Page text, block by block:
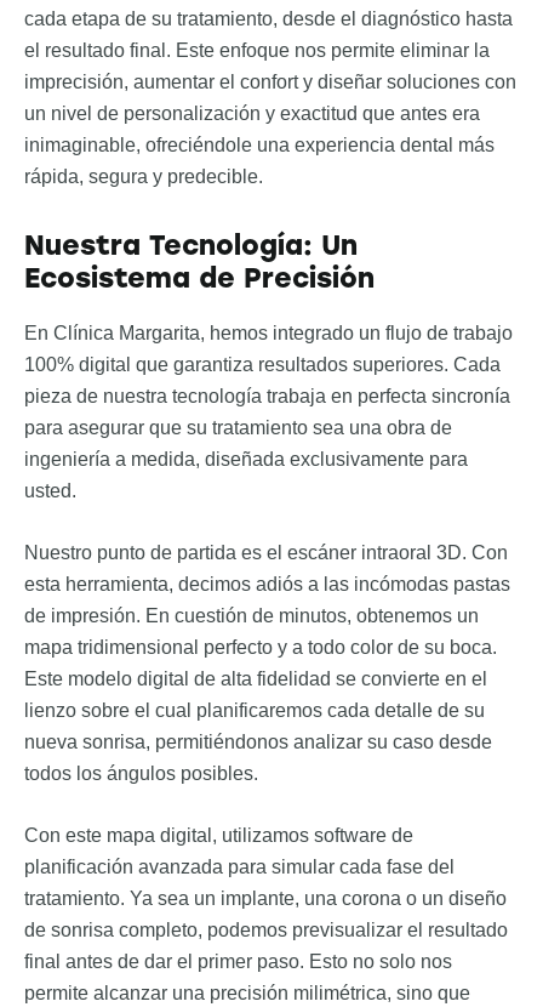
cada etapa de su tratamiento, desde el diagnóstico hasta
el resultado final. Este enfoque nos permite eliminar la
imprecisión, aumentar el confort y diseñar soluciones con
un nivel de personalización y exactitud que antes era
inimaginable, ofreciéndole una experiencia dental más
rápida, segura y predecible.
Nuestra Tecnología: Un
Ecosistema de Precisión
En Clínica Margarita, hemos integrado un flujo de trabajo
100% digital que garantiza resultados superiores. Cada
pieza de nuestra tecnología trabaja en perfecta sincronía
para asegurar que su tratamiento sea una obra de
ingeniería a medida, diseñada exclusivamente para
usted.
Nuestro punto de partida es el escáner intraoral 3D. Con
esta herramienta, decimos adiós a las incómodas pastas
de impresión. En cuestión de minutos, obtenemos un
mapa tridimensional perfecto y a todo color de su boca.
Este modelo digital de alta fidelidad se convierte en el
lienzo sobre el cual planificaremos cada detalle de su
nueva sonrisa, permitiéndonos analizar su caso desde
todos los ángulos posibles.
Con este mapa digital, utilizamos software de
planificación avanzada para simular cada fase del
tratamiento. Ya sea un implante, una corona o un diseño
de sonrisa completo, podemos previsualizar el resultado
final antes de dar el primer paso. Esto no solo nos
permite alcanzar una precisión milimétrica, sino que